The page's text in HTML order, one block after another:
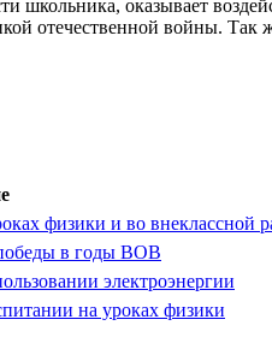
школьника, оказывает
отечественной войны. Так
физики и во внеклассной
в годы ВОВ
электроэнергии
на уроках физики